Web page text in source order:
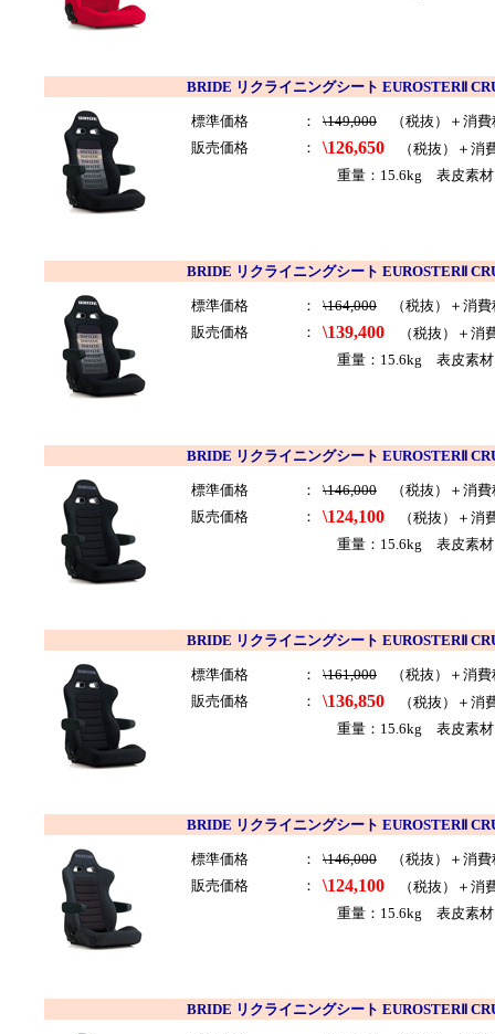
BRIDE リクライニングシート EUROSTERⅡ
標準価格 ： \149,000 （税抜）＋消費
販売価格
： \126,650 （税抜）＋消
重量：15.6kg 表皮素
BRIDE リクライニングシート EUROSTERⅡ
標準価格 ： \164,000 （税抜）＋消費
販売価格
： \139,400 （税抜）＋消
重量：15.6kg 表皮素材
BRIDE リクライニングシート EUROSTERⅡ
標準価格 ： \146,000 （税抜）＋消費
販売価格
： \124,100 （税抜）＋消
重量：15.6kg 表皮素
BRIDE リクライニングシート EUROSTERⅡ
標準価格 ： \161,000 （税抜）＋消費
販売価格
： \136,850 （税抜）＋消
重量：15.6kg 表皮素材
BRIDE リクライニングシート EUROSTERⅡ
標準価格 ： \146,000 （税抜）＋消費
販売価格
： \124,100 （税抜）＋消
重量：15.6kg 表皮素
BRIDE リクライニングシート EUROSTERⅡ